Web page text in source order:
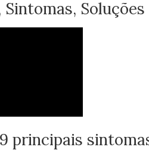
Sintomas, Soluções
principais